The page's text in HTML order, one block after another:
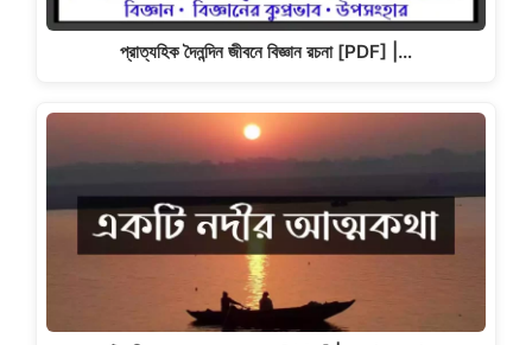
প্রাত্যহিক দৈনন্দিন জীবনে বিজ্ঞান রচনা [PDF] |…